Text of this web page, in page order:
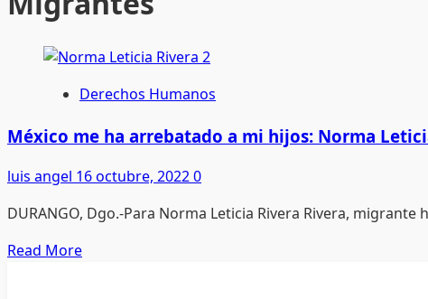
Derechos Humanos
México me ha arrebatado a mi hijos: Norma
luis angel 16 octubre, 20220
DURANGO, Dgo.-Para Norma Leticia Rivera Rivera,
Read MoreRead